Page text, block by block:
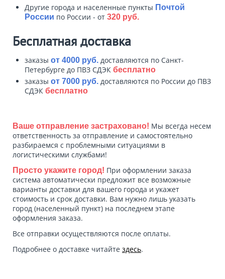
Другие города и населенные пункты Почтой
России по России - от 320 руб.
Бесплатная доставка
заказы от 4000 руб. доставляются по Санкт-
Петербурге до ПВЗ СДЭК бесплатно
заказы от 7000 руб. доставляются по России до ПВЗ
СДЭК бесплатно
Ваше отправление застраховано! Мы всегда несем
ответственность за отправление и самостоятельно
разбираемся с проблемными ситуациями в
логистическими службами!
Просто укажите город! При оформлении заказа
система автоматически предложит все возможные
варианты доставки для вашего города и укажет
стоимость и срок доставки. Вам нужно лишь указать
город (населенный пункт) на последнем этапе
оформления заказа.
Все отправки осуществляются после оплаты.
Подробнее о доставке читайте здесь.